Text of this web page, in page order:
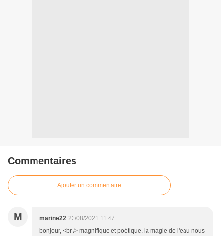
Commentaires
Ajouter un commentaire
M marine22 23/08/2021 11:47
bonjour, <br /> magnifique et poétique. la magie de l'eau nous